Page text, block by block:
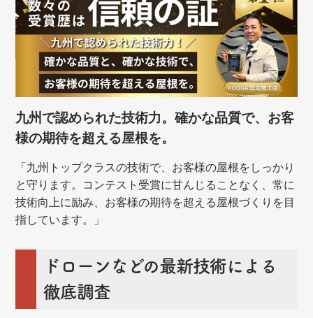
九州で認められた技術力。確かな品質で、お客
様の期待を超える屋根を。
「九州トップクラスの技術で、お客様の屋根をしっかり
と守ります。コンテスト受賞に甘んじることなく、常に
技術向上に励み、お客様の期待を超える屋根づくりを目
指しています。」
ドローンなどの最新技術による
徹底調査